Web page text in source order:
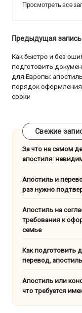
Просмотреть все
Навигация
по
записям
Предыдущая запись
Как быстро и без
подготовить
для Европы:
порядок
сроки
Свежие
За что на самом
апостиля:
Апостиль и
раз нужно
Апостиль на
требования к
семье
Как подготовить
перевод,
Апостиль или
что требуется